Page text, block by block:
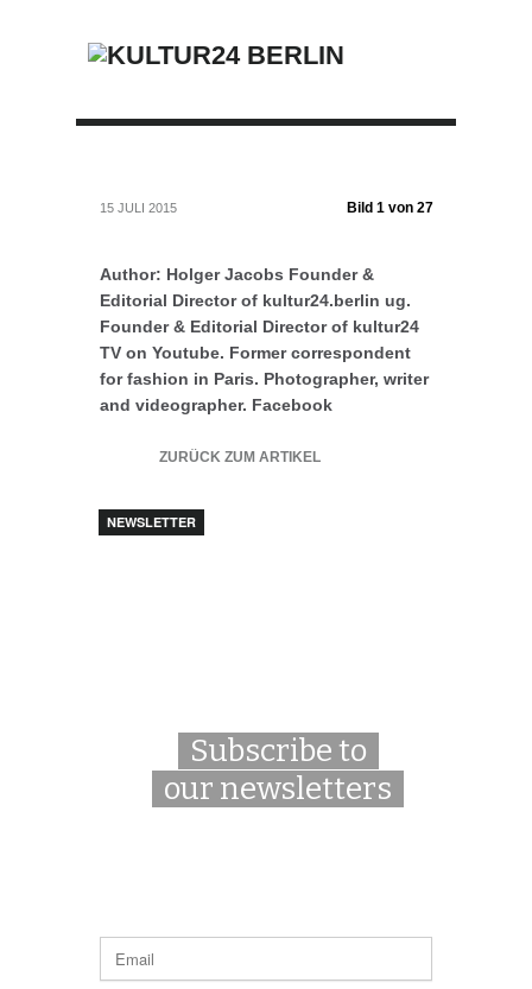
15 JULI 2015 Bild 1 von 27
Author: Holger Jacobs Founder &
Editorial Director of kultur24.berlin ug.
Founder & Editorial Director of kultur24
TV on Youtube. Former correspondent
for fashion in Paris. Photographer, writer
and videographer. Facebook
ZURÜCK ZUM ARTIKEL
NEWSLETTER
Subscribe to
our newsletters